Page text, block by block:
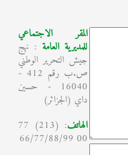
المقر الاجتماعي
للمديرية العامة : نهج
جيش التحرير الوطني
ص.ب رقم 412 -
16040 - حسين
داي (الجزائر)
الهاتف
: (213) 77
00 66/77/88/99